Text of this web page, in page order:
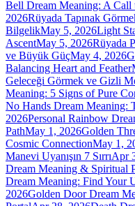
Bell Dream Meaning: A
2026Rüyada Tapınak
BilgelikMay 5, 2026Light
AscentMay 5, 2026Rüyada
ve Büyük GüçMay 4, 2026
Balancing Heart and Feather
Geleceği Görmek ve Gizli
Meaning: 5 Signs of Pure
No Hands Dream Meaning:
2026Personal Rainbow
PathMay 1, 2026Golden
Cosmic ConnectionMay 1,
Manevi Uyanışın 7 SırrıApr
Dream Meaning & Spiritual
Dream Meaning: Find Your
2026Golden Door Dream